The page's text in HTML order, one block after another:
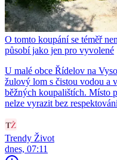
O tomto koupání se téměř
působí jako jen pro vyvolené
U malé obce Řídelov na
žulový lom s čistou vodou a
běžných koupalištích. Místo
nelze vyrazit bez
Trendy Život
dnes, 07:11